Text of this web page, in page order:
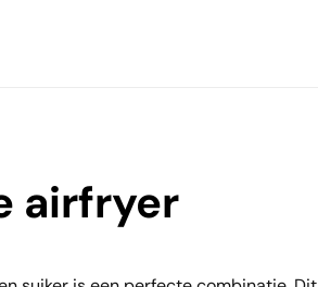
airfryer